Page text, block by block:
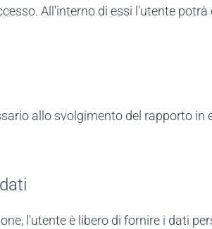
All'interno di essi l'utente
allo svolgimento del rapporto
l'utente è libero di fornire i dati